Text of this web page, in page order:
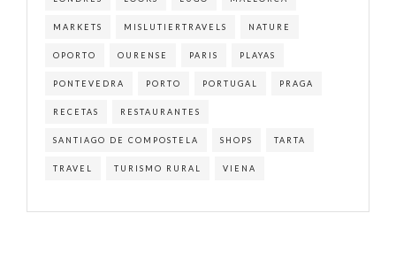
MARKETS MISLUTIERTRAVELS NATURE
OPORTO OURENSE PARIS PLAYAS
PONTEVEDRA PORTO PORTUGAL PRAGA
RECETAS RESTAURANTES
SANTIAGO DE COMPOSTELA SHOPS TARTA
TRAVEL TURISMO RURAL VIENA